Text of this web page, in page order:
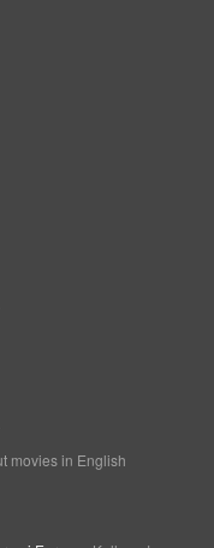
movies in English